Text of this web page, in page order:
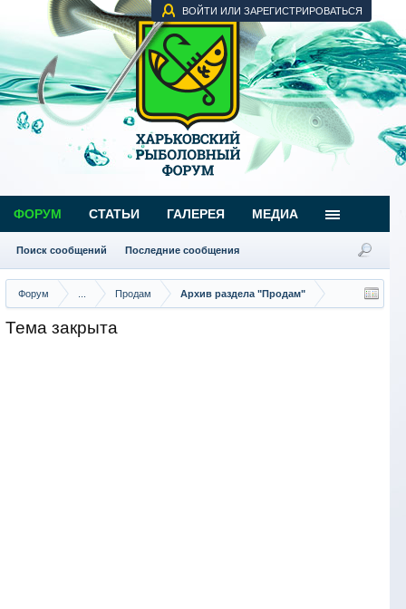
ВОЙТИ ИЛИ ЗАРЕГИСТРИРОВАТЬСЯ
Форум Продам Архив раздела "Продам"
Тема закрыта
ФОРУМ
Поиск сообщений Последние сообщения
СТАТЬИ ГАЛЕРЕЯ МЕДИА